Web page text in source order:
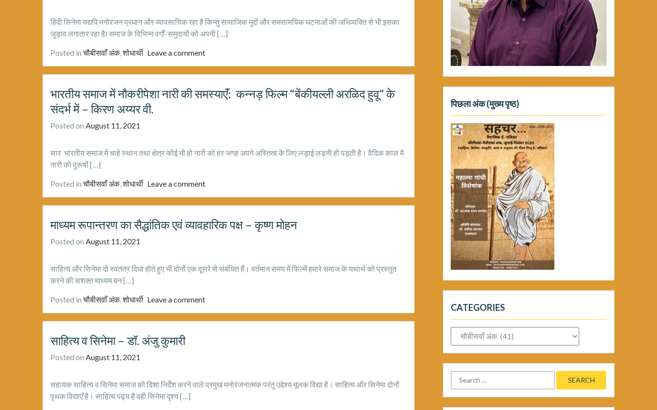
हिंदी सिनेमा यद्यपि मनोरंजन प्रधान और व्यावसायिक रहा है किन्तु सामाजिक मुद्दों और समसामयिक घटनाओं की अभिव्यक्ति से भी इसका
जुड़ाव लगातार रहा हैI समाज के विभिन्न वर्गों-समुदायों को अपनी […]
Posted inचौबीसवाँ अंक,शोधार्थी Leave a comment
भारतीय समाज में नौकरीपेशा नारी की समस्याएँ: कन्नड़ फिल्म “बेंकीयल्ली अरळिद हुवू” के
संदर्भ में – किरण अय्यर वी.
Posted on August 11, 2021
सार भारतीय समाज में चाहे स्थान तथा क्षेत्र कोई भी हो नारी को हर जगह अपने अस्तित्व के लिए लड़ाई लड़नी ही पड़ती है। वैदिक काल में
नारी को पुरूषों […]
Posted inचौबीसवाँ अंक,शोधार्थी Leave a comment
माध्यम रूपान्तरण का सैद्धांतिक एवं व्यावहारिक पक्ष – कृष्ण मोहन
Posted on August 11, 2021
साहित्य और सिनेमा दो स्वतंत्र विधा होते हुए भी दोनों एक दूसरे से संबंधित हैं। वर्तमान समय में फिल्में हमारे समाज के यथार्थ को प्रस्तुत
करने की सशक्त माध्यम बन […]
Posted inचौबीसवाँ अंक,शोधार्थी Leave a comment
साहित्य व सिनेमा – डॉ. अंजु कुमारी
Posted on August 11, 2021
सहायक साहित्य व सिनेमा समाज को दिशा निर्देश करने वाले प्रमुख मनोरंजनात्मक परंतु उद्देश्य मूलक विद्या है। साहित्य और सिनेमा दोनों
पृथक विद्याएँ है। साहित्य पढ्य है वही सिनेमा दृश्य […]
पिछला अंक (मुख्य पृष्ठ)
CATEGORIES
Categories
Search
for: